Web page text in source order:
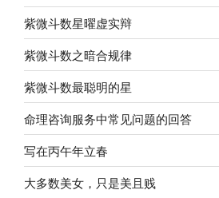
紫微斗数星曜虚实辩
紫微斗数之暗合规律
紫微斗数最聪明的星
命理咨询服务中常见问题的回答
写在丙午年立春
大多数美女，只是美且贱